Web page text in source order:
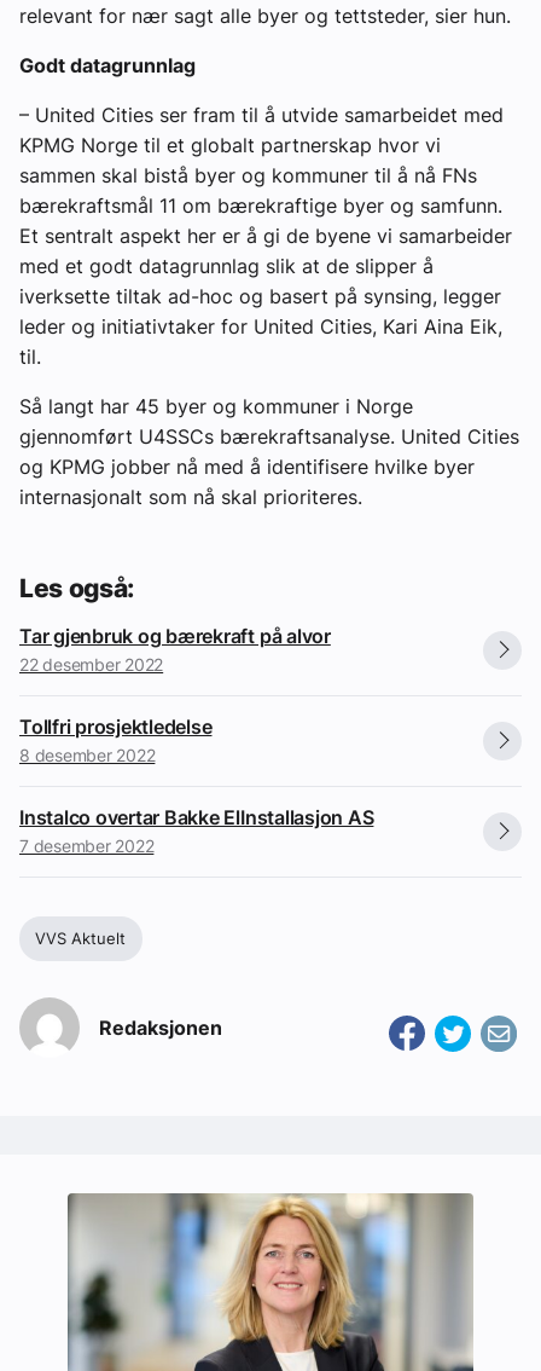
relevant for nær sagt alle byer og tettsteder, sier hun.
Godt datagrunnlag
– United Cities ser fram til å utvide samarbeidet med
KPMG Norge til et globalt partnerskap hvor vi
sammen skal bistå byer og kommuner til å nå FNs
bærekraftsmål 11 om bærekraftige byer og samfunn.
Et sentralt aspekt her er å gi de byene vi samarbeider
med et godt datagrunnlag slik at de slipper å
iverksette tiltak ad-hoc og basert på synsing, legger
leder og initiativtaker for United Cities, Kari Aina Eik,
til.
Så langt har 45 byer og kommuner i Norge
gjennomført U4SSCs bærekraftsanalyse. United Cities
og KPMG jobber nå med å identifisere hvilke byer
internasjonalt som nå skal prioriteres.
Les også:
Tar gjenbruk og bærekraft på alvor
22 desember 2022
Tollfri prosjektledelse
8 desember 2022
Instalco overtar Bakke ElInstallasjon AS
7 desember 2022
VVS Aktuelt
Redaksjonen